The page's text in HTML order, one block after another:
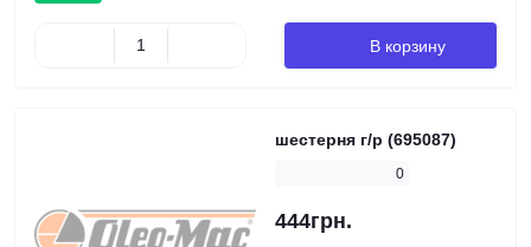
В корзину
шестерня г/р (695087)
0
444грн.